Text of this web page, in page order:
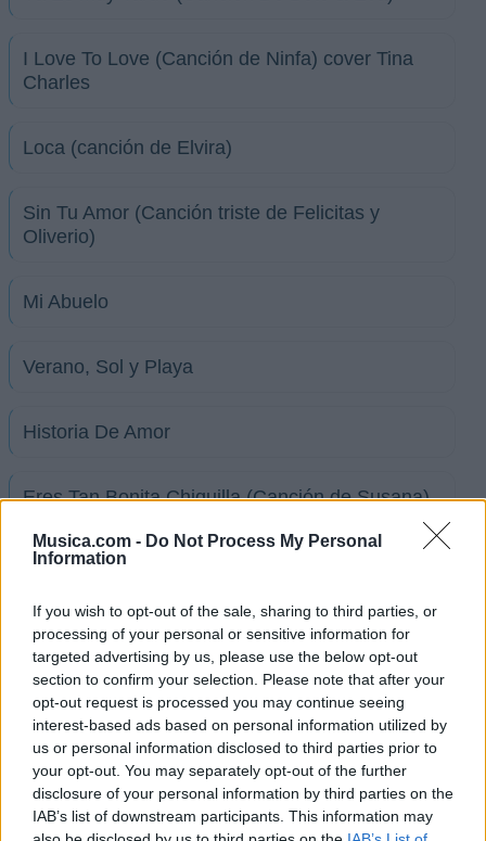
Musica.com - Do Not Process My Personal
Information
If you wish to opt-out of the sale, sharing to third parties, or
processing of your personal or sensitive information for
targeted advertising by us, please use the below opt-out
section to confirm your selection. Please note that after your
opt-out request is processed you may continue seeing
interest-based ads based on personal information utilized by
us or personal information disclosed to third parties prior to
your opt-out. You may separately opt-out of the further
disclosure of your personal information by third parties on the
IAB’s list of downstream participants. This information may
I Love To Love (Canción de Ninfa) cover Tina
Charles
Loca (canción de Elvira)
Sin Tu Amor (Canción triste de Felicitas y
Oliverio)
Mi Abuelo
Verano, Sol y Playa
Historia De Amor
Eres Tan Bonita Chiquilla (Canción de Susana)
Sonrisas (Canción de Alicia y Pedro)
Bésame (Canción de Lily y Percy)
La Miss Anita
No Fue Tan Fácil (Canción de Pedrito y Lily,
Toti, Michelle)